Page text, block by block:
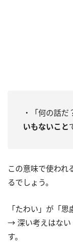
・「何の話
いもないこと
この意味で使われ
るでしょう。
「たわい」が「
→ 深い考えはない
す。